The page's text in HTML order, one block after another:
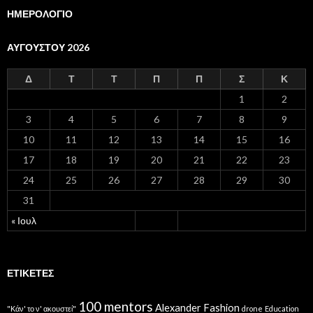
ΗΜΕΡΟΛΟΓΙΟ
ΑΥΓΟΎΣΤΟΥ 2026
Δ Τ Τ Π Π Σ Κ
« Ιουλ
1
2
3
4 5 6 7 8
9
10
11 12 13 14 15
16
17
18 19 20 21 22
23
24
25 26 27 28 29
30
31
ΕΤΙΚΈΤΕΣ
"Κάν' το ν' ακουστεί" 100 mentors Alexander Fashion drone Education